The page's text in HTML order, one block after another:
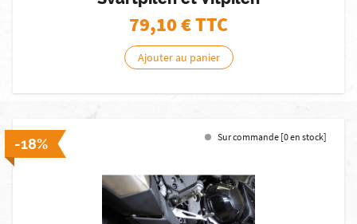
79,10€ TTC
Ajouter au panier
-18% Sur commande [0 en stock]